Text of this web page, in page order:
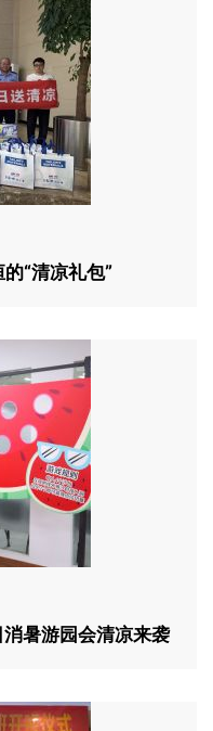
“清凉礼包”
暑游园会清凉来袭